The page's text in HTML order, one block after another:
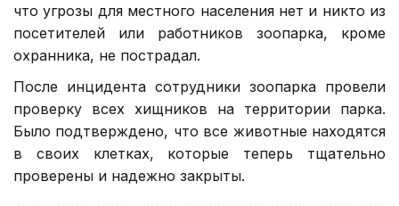
что угрозы для местного населения нет и никто из
посетителей или работников зоопарка, кроме
охранника, не пострадал.
После инцидента сотрудники зоопарка провели
проверку всех хищников на территории парка.
Было подтверждено, что все животные находятся
в своих клетках, которые теперь тщательно
проверены и надежно закрыты.